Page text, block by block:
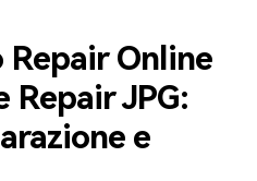
Online
Repair JPG:
e